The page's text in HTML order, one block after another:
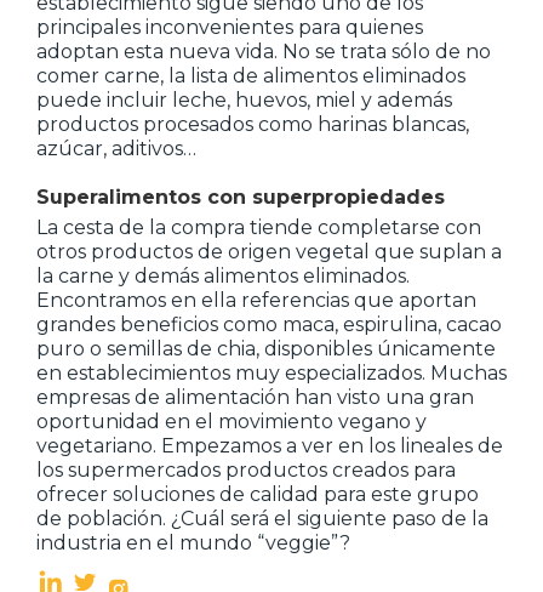
principales inconvenientes para quienes
adoptan esta nueva vida. No se trata sólo de no
comer carne, la lista de alimentos eliminados
puede incluir leche, huevos, miel y además
productos procesados como harinas blancas,
azúcar, aditivos…
Superalimentos con superpropiedades
La cesta de la compra tiende completarse con
otros productos de origen vegetal que suplan a
la carne y demás alimentos eliminados.
Encontramos en ella referencias que aportan
grandes beneficios como maca, espirulina, cacao
puro o semillas de chia, disponibles únicamente
en establecimientos muy especializados. Muchas
empresas de alimentación han visto una gran
oportunidad en el movimiento vegano y
vegetariano. Empezamos a ver en los lineales de
los supermercados productos creados para
ofrecer soluciones de calidad para este grupo
de población. ¿Cuál será el siguiente paso de la
industria en el mundo “veggie”?